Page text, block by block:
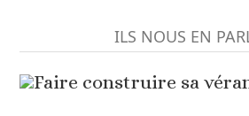
ILS NOUS EN
Faire construire sa